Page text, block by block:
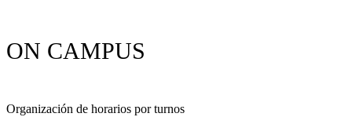
ON CAMPUS
Organización de horarios por turnos